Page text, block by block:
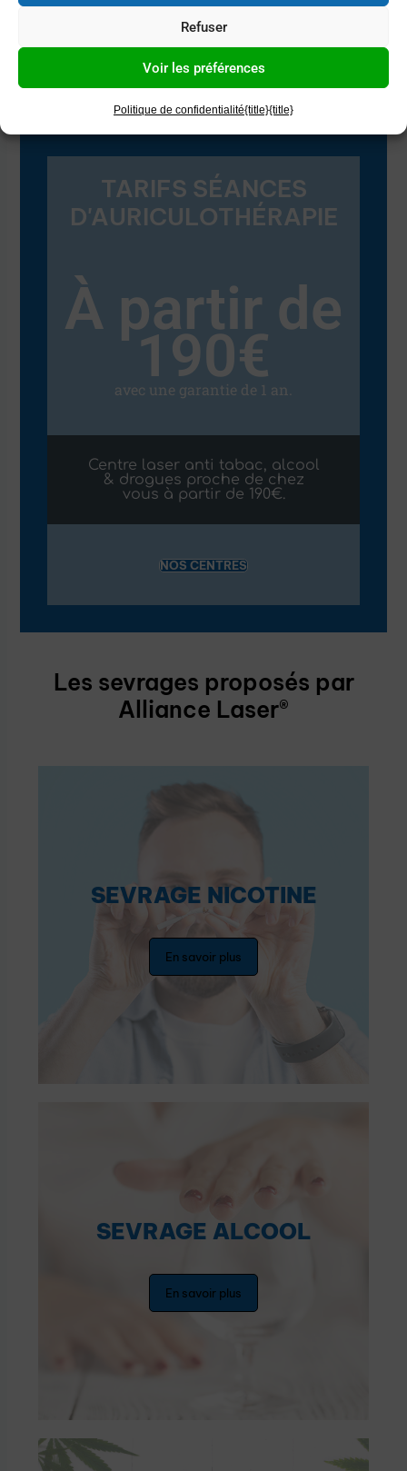
Refuser
Voir les préférences
Politique de confidentialité{title}{title}
vous dès aujourd’hui et faites le premier pas
vers une vie plus saine et sans tabac.
TARIFS SÉANCES
D'AURICULOTHÉRAPIE
À partir de
190€
avec une garantie de 1 an.
Centre laser anti tabac, alcool
& drogues proche de chez
vous à partir de 190€.
NOS CENTRES
Les sevrages proposés par
Alliance Laser®
SEVRAGE NICOTINE
En savoir plus
SEVRAGE ALCOOL
En savoir plus